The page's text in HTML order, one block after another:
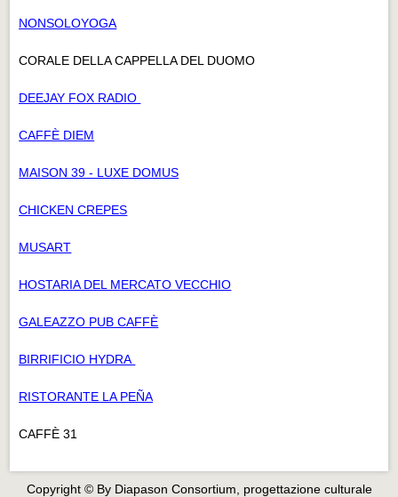
NONSOLOYOGA
CORALE DELLA CAPPELLA DEL DUOMO
DEEJAY FOX RADIO
CAFFÈ DIEM
MAISON 39 - LUXE DOMUS
CHICKEN CREPES
MUSART
HOSTARIA DEL MERCATO VECCHIO
GALEAZZO PUB CAFFÈ
BIRRIFICIO HYDRA
RISTORANTE LA PEÑA
CAFFÈ 31
Copyright © By Diapason Consortium, progettazione culturale